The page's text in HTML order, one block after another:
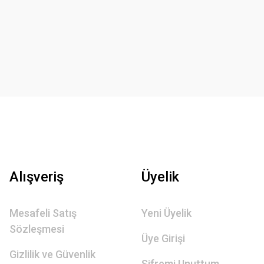
Alışveriş
Mesafeli Satış
Sözleşmesi
Gizlilik ve Güvenlik
Üyelik
Yeni Üyelik
Üye Girişi